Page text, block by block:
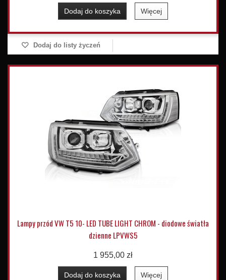
Dodaj do koszyka Więcej
Dodaj do listy życzeń
Lampy przód VW T5 10- LED TUBE LIGHT CHROM - diodowe światła
dzienne LPVWS5
1 955,00 zł
Dodaj do koszyka Więcej